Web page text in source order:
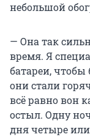
небольшой
— Она так
время. Я
батареи,
они стали
всё равно вон
остыл. Одну
дня четыре